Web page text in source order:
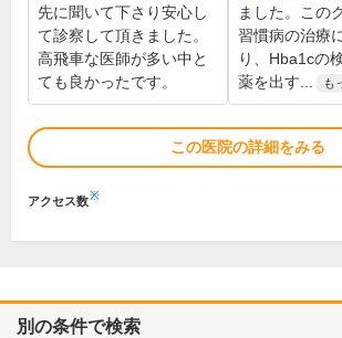
先に聞いて下さり安心し
て診察して頂きました。
高飛車な医師が多い中と
ても良かったです。
ました。この
習慣病の治療
り、Hba1cの
薬を出す...
も
この医院の詳細をみる
アクセス数※
別の条件で検索